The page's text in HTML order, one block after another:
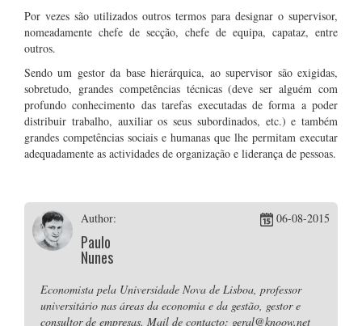
Por vezes são utilizados outros termos para designar o supervisor,
nomeadamente chefe de secção, chefe de equipa, capataz, entre
outros.
Sendo um gestor da base hierárquica, ao supervisor são exigidas,
sobretudo, grandes competências técnicas (deve ser alguém com
profundo conhecimento das tarefas executadas de forma a poder
distribuir trabalho, auxiliar os seus subordinados, etc.) e também
grandes competências sociais e humanas que lhe permitam executar
adequadamente as actividades de organização e liderança de pessoas.
Author:
Paulo
Nunes
06-08-2015
Economista pela Universidade Nova de Lisboa, professor
universitário nas áreas da economia e da gestão, gestor e
consultor de empresas. Mail de contacto: geral@knoow.net